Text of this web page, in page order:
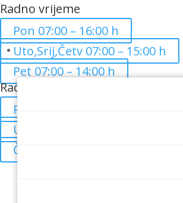
Radno vrijeme
Pon 07:00 – 16:00 h
Uto,Srij,Četv 07:00 – 15:00 h
Pet 07:00 – 14:00 h
Rad sa strankama
Pon 08:00 – 16:00 h
Uto 08:00 – 14:00 h
Čet 08:00 – 14:00 h